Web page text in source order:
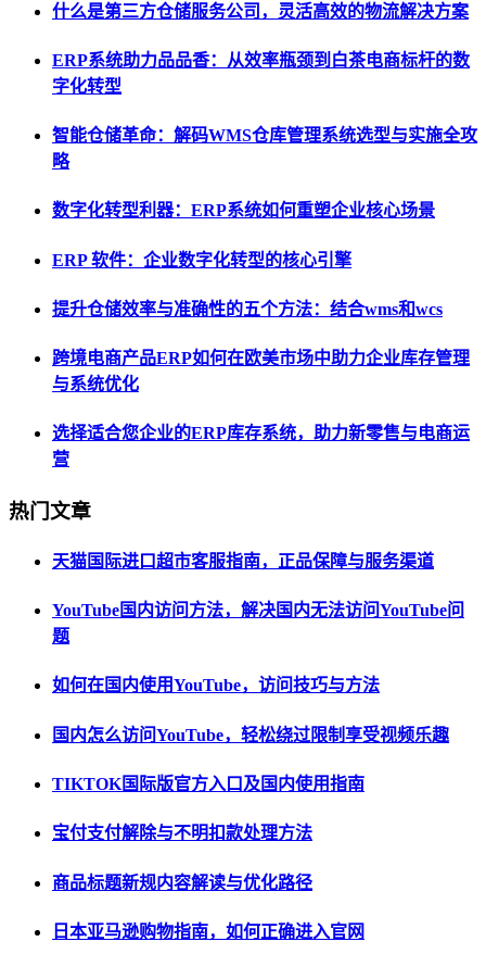
什么是第三方仓储服务公司，灵活高效的物流解决方案
ERP系统助力品品香：从效率瓶颈到白茶电商标杆的数
字化转型
智能仓储革命：解码WMS仓库管理系统选型与实施全攻
略
数字化转型利器：ERP系统如何重塑企业核心场景
ERP 软件：企业数字化转型的核心引擎
提升仓储效率与准确性的五个方法：结合wms和wcs
跨境电商产品ERP如何在欧美市场中助力企业库存管理
与系统优化
选择适合您企业的ERP库存系统，助力新零售与电商运
营
热门文章
天猫国际进口超市客服指南，正品保障与服务渠道
YouTube国内访问方法，解决国内无法访问YouTube问
题
如何在国内使用YouTube，访问技巧与方法
国内怎么访问YouTube，轻松绕过限制享受视频乐趣
TIKTOK国际版官方入口及国内使用指南
宝付支付解除与不明扣款处理方法
商品标题新规内容解读与优化路径
日本亚马逊购物指南，如何正确进入官网